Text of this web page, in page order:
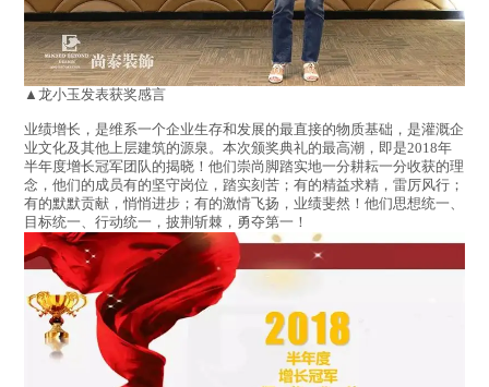
▲龙小玉发表获奖感言
业绩增长，是维系一个企业生存和发展的最直接的物质基础，是灌溉企
业文化及其他上层建筑的源泉。本次颁奖典礼的最高潮，即是2018年
半年度增长冠军团队的揭晓！他们崇尚脚踏实地一分耕耘一分收获的理
念，他们的成员有的坚守岗位，踏实刻苦；有的精益求精，雷厉风行；
有的默默贡献，悄悄进步；有的激情飞扬，业绩斐然！他们思想统一、
目标统一、行动统一，披荆斩棘，勇夺第一！